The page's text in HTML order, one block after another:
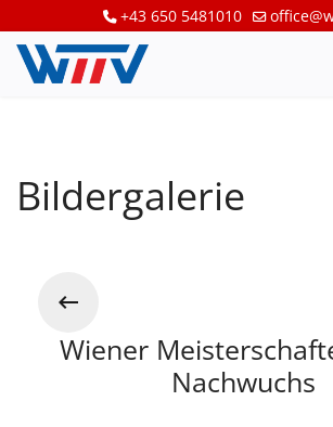
+43 650 5481010
Bildergalerie
Wiener
Nachwuchs